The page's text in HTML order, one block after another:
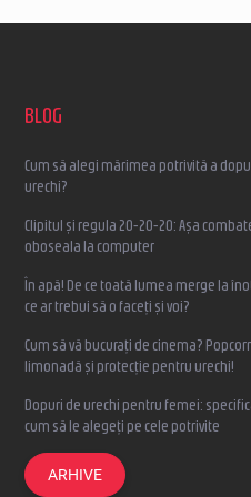
BLOG
Cum să alegi mărimea potrivită a
urechi?
Clipitul și regula 20-20-20: Așa
oboseala la computer
În apă! De ce toată lumea merge la
ce ar trebui să o faceți și voi?
Cum să vă bucurați de cinema?
limonadă și protecție pentru urechi!
Dopuri de urechi pentru femei:
cum să le alegeți pe cele potrivite
ARHIVE